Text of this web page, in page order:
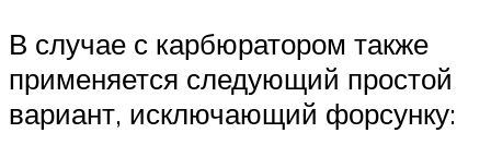
В случае с карбюратором также
применяется следующий простой
вариант, исключающий форсунку: